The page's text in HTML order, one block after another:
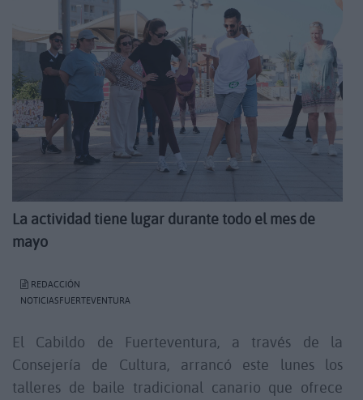
La actividad tiene lugar durante todo el mes de
mayo
REDACCIÓN
NOTICIASFUERTEVENTURA
El Cabildo de Fuerteventura, a través de la
Consejería de Cultura, arrancó este lunes los
talleres de baile tradicional canario que ofrece